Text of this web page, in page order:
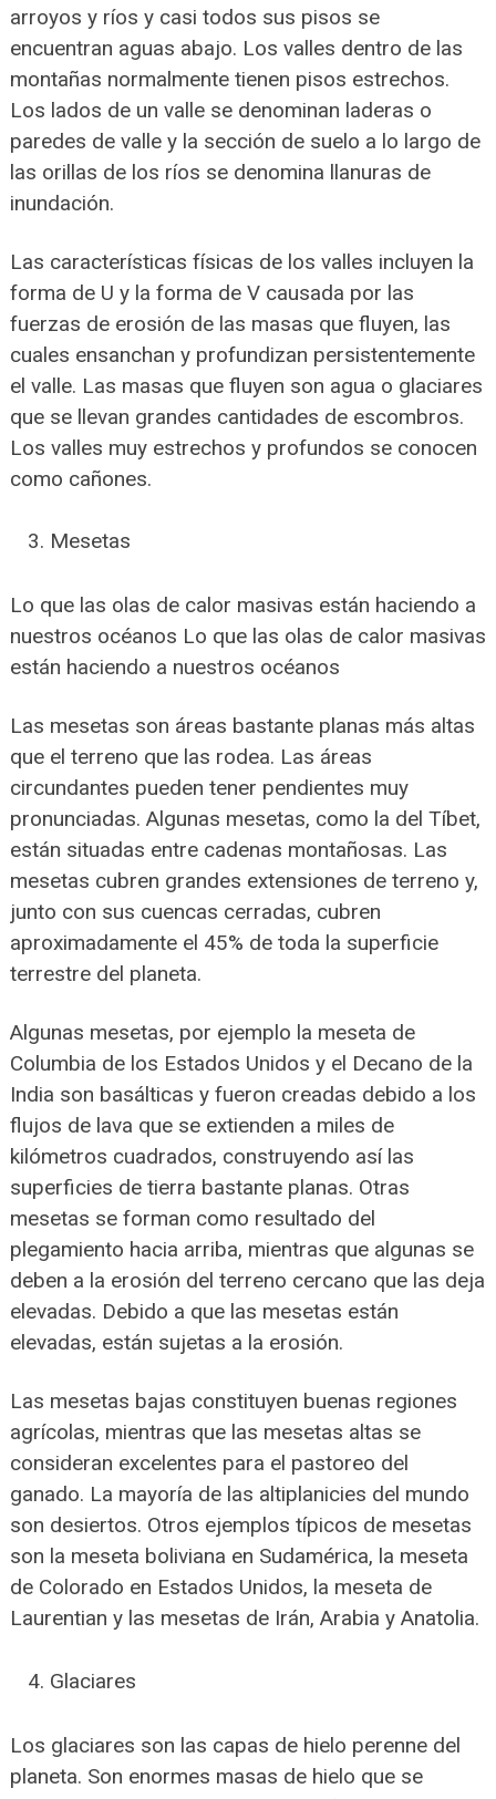
arroyos y ríos y casi todos sus pisos se
encuentran aguas abajo. Los valles dentro de las
montañas normalmente tienen pisos estrechos.
Los lados de un valle se denominan laderas o
paredes de valle y la sección de suelo a lo largo de
las orillas de los ríos se denomina llanuras de
inundación.
Las características físicas de los valles incluyen la
forma de U y la forma de V causada por las
fuerzas de erosión de las masas que fluyen, las
cuales ensanchan y profundizan persistentemente
el valle. Las masas que fluyen son agua o glaciares
que se llevan grandes cantidades de escombros.
Los valles muy estrechos y profundos se conocen
como cañones.
Mesetas
Lo que las olas de calor masivas están haciendo a
nuestros océanos Lo que las olas de calor masivas
están haciendo a nuestros océanos
Las mesetas son áreas bastante planas más altas
que el terreno que las rodea. Las áreas
circundantes pueden tener pendientes muy
pronunciadas. Algunas mesetas, como la del Tíbet,
están situadas entre cadenas montañosas. Las
mesetas cubren grandes extensiones de terreno y,
junto con sus cuencas cerradas, cubren
aproximadamente el 45% de toda la superficie
terrestre del planeta.
Algunas mesetas, por ejemplo la meseta de
Columbia de los Estados Unidos y el Decano de la
India son basálticas y fueron creadas debido a los
flujos de lava que se extienden a miles de
kilómetros cuadrados, construyendo así las
superficies de tierra bastante planas. Otras
mesetas se forman como resultado del
plegamiento hacia arriba, mientras que algunas se
deben a la erosión del terreno cercano que las deja
elevadas. Debido a que las mesetas están
elevadas, están sujetas a la erosión.
Las mesetas bajas constituyen buenas regiones
agrícolas, mientras que las mesetas altas se
consideran excelentes para el pastoreo del
ganado. La mayoría de las altiplanicies del mundo
son desiertos. Otros ejemplos típicos de mesetas
son la meseta boliviana en Sudamérica, la meseta
de Colorado en Estados Unidos, la meseta de
Laurentian y las mesetas de Irán, Arabia y Anatolia.
Glaciares
Los glaciares son las capas de hielo perenne del
planeta. Son enormes masas de hielo que se